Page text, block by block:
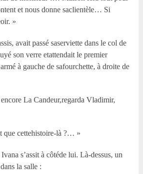
et nous donne saclientèle… Si
»
avait passé saserviette dans le col de
son verre etattendait le premier
à gauche de safourchette, à droite de
La Candeur,regarda Vladimir,
que cettehistoire-là ?… »
s’assit à côtéde lui. Là-dessus, un
la salle :